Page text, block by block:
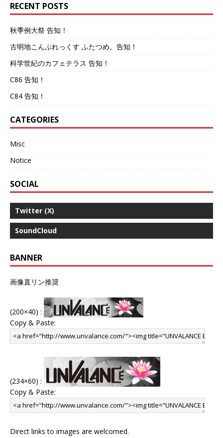
RECENT POSTS
秋季例大祭 告知！
古明地こんぷれっくす ふたつめ。告知！
科学世紀のカフェテラス 告知！
C86 告知！
C84 告知！
CATEGORIES
Misc
Notice
SOCIAL
Twitter (X)
SoundCloud
BANNER
画像直リン推奨
(200×40) :
Copy & Paste:
(234×60) :
Copy & Paste:
Direct links to images are welcomed.